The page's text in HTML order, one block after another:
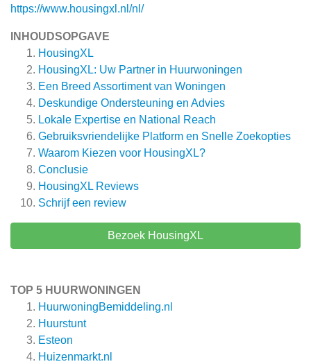
https://www.housingxl.nl/nl/
INHOUDSOPGAVE
HousingXL
HousingXL: Uw Partner in Huurwoningen
Een Breed Assortiment van Woningen
Deskundige Ondersteuning en Advies
Lokale Expertise en National Reach
Gebruiksvriendelijke Platform en Snelle Zoekopties
Waarom Kiezen voor HousingXL?
Conclusie
HousingXL Reviews
Schrijf een review
Bezoek HousingXL
TOP 5 HUURWONINGEN
HuurwoningBemiddeling.nl
Huurstunt
Esteon
Huizenmarkt.nl